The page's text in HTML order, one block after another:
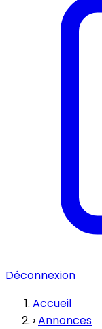
Déconnexion
Accueil
›Annonces